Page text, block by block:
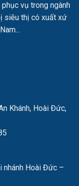
vụ trong ngành
siêu thị có xuất xứ
Khánh, Hoài Đức,
nhánh Hoài Đức –